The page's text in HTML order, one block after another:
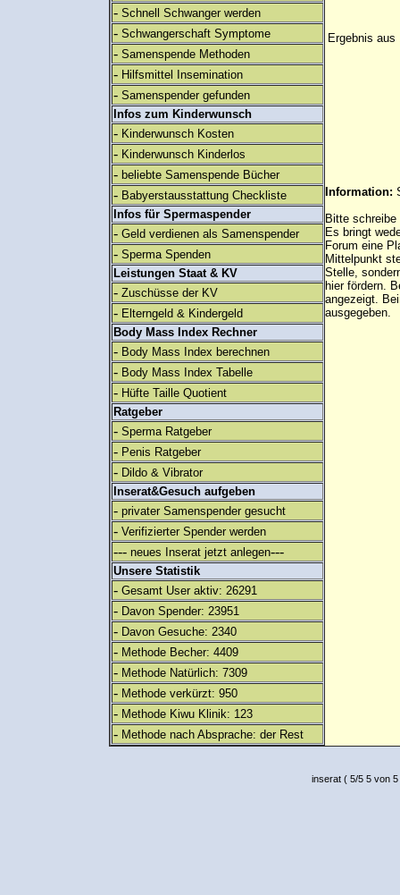
- Schnell Schwanger werden
- Schwangerschaft Symptome
- Samenspende Methoden
- Hilfsmittel Insemination
- Samenspender gefunden
Infos zum Kinderwunsch
- Kinderwunsch Kosten
- Kinderwunsch Kinderlos
- beliebte Samenspende Bücher
- Babyerstausstattung Checkliste
Infos für Spermaspender
- Geld verdienen als Samenspender
- Sperma Spenden
Leistungen Staat & KV
- Zuschüsse der KV
- Elterngeld & Kindergeld
Body Mass Index Rechner
- Body Mass Index berechnen
- Body Mass Index Tabelle
- Hüfte Taille Quotient
Ratgeber
- Sperma Ratgeber
- Penis Ratgeber
- Dildo & Vibrator
Inserat&Gesuch aufgeben
- privater Samenspender gesucht
- Verifizierter Spender werden
--- neues Inserat jetzt anlegen---
Unsere Statistik
- Gesamt User aktiv: 26291
- Davon Spender: 23951
- Davon Gesuche: 2340
- Methode Becher: 4409
- Methode Natürlich: 7309
- Methode verkürzt: 950
- Methode Kiwu Klinik: 123
- Methode nach Absprache: der Rest
Ergebnis aus
Information:
Bitte
Es bringt
Forum eine
Mittelpunkt
Stelle,
hier fördern.
angezeigt.
ausgegeben.
inserat( 5/5 5 von 5